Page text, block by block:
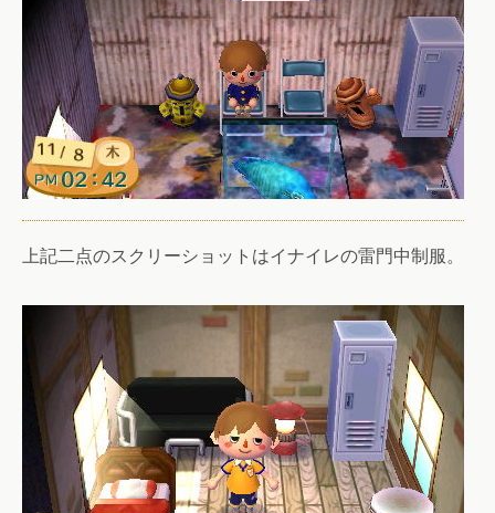
上記二点のスクリーショットはイナイレの雷門中制服。